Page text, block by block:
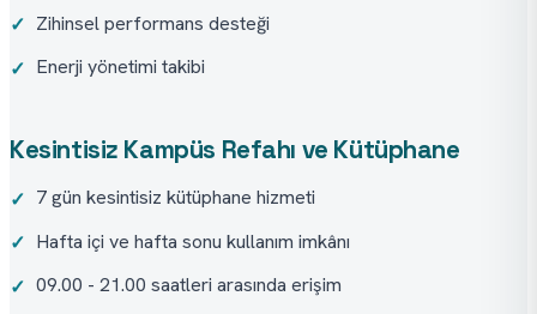
✓ Zihinsel performans desteği
✓ Enerji yönetimi takibi
Kesintisiz Kampüs Refahı ve Kütüphane
✓ 7 gün kesintisiz kütüphane hizmeti
✓ Hafta içi ve hafta sonu kullanım imkânı
✓ 09.00 - 21.00 saatleri arasında erişim